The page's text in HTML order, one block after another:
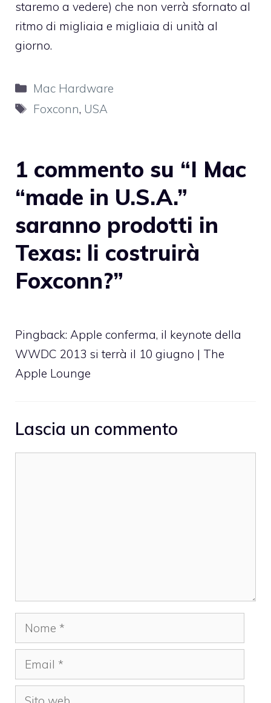
staremo a vedere) che non verrà sfornato al
ritmo di migliaia e migliaia di unità al
giorno.
Categorie
Mac Hardware
Tag
Foxconn, USA
1 commento su “I Mac
“made in U.S.A.”
saranno prodotti in
Texas: li costruirà
Foxconn?”
Pingback: Apple conferma, il keynote della
WWDC 2013 si terrà il 10 giugno | The
Apple Lounge
Lascia un commento
Nome
Email
Sito